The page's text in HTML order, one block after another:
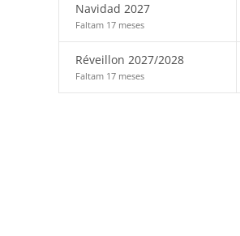
Navidad 2027
Faltam 17 meses
Réveillon 2027/2028
Faltam 17 meses